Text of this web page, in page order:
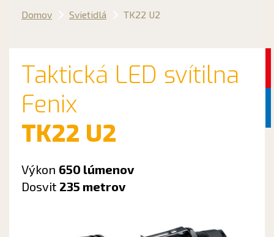
Domov Svietidlá TK22 U2
Taktická LED svítilna
Fenix
TK22 U2
Výkon 650 lúmenov
Dosvit 235 metrov